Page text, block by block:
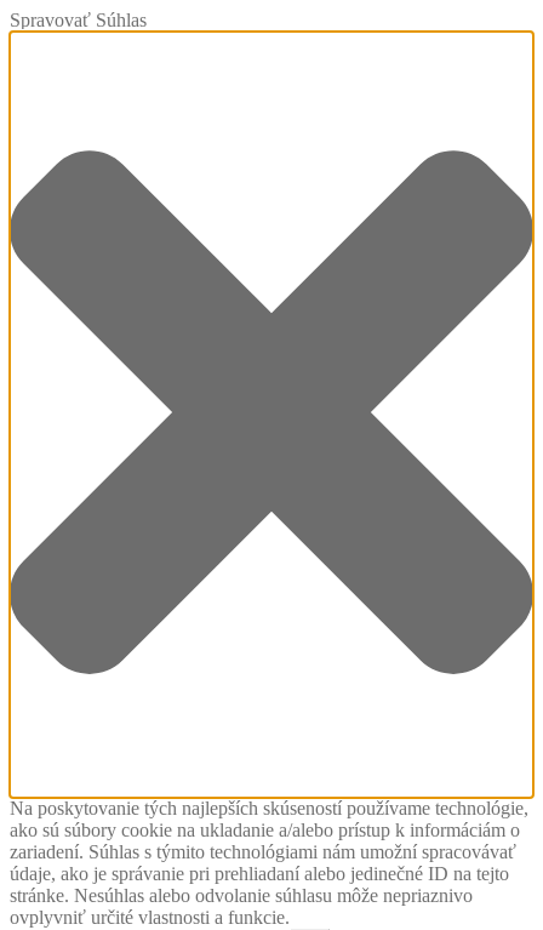
Spravovať Súhlas
Na poskytovanie tých najlepších skúseností používame technológie,
ako sú súbory cookie na ukladanie a/alebo prístup k informáciám o
zariadení. Súhlas s týmito technológiami nám umožní spracovávať
údaje, ako je správanie pri prehliadaní alebo jedinečné ID na tejto
stránke. Nesúhlas alebo odvolanie súhlasu môže nepriaznivo
ovplyvniť určité vlastnosti a funkcie.